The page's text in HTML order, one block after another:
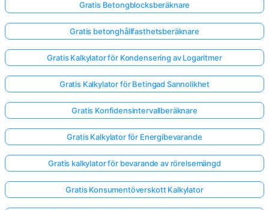
Gratis Betongblocksberäknare
Gratis betonghållfasthetsberäknare
Gratis Kalkylator för Kondensering av Logaritmer
Gratis Kalkylator för Betingad Sannolikhet
Gratis Konfidensintervallberäknare
Gratis Kalkylator för Energibevarande
Gratis kalkylator för bevarande av rörelsemängd
Gratis Konsumentöverskott Kalkylator